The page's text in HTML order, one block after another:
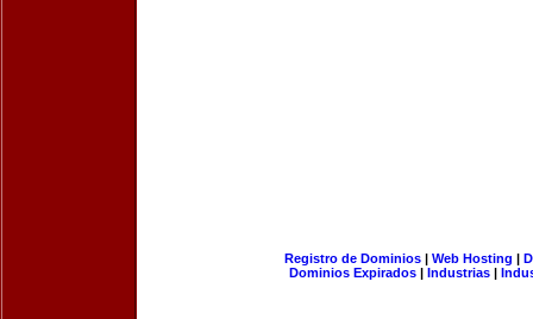
Registro de Dominios| Web Hosting |
Dominios Expirados | Industrias |